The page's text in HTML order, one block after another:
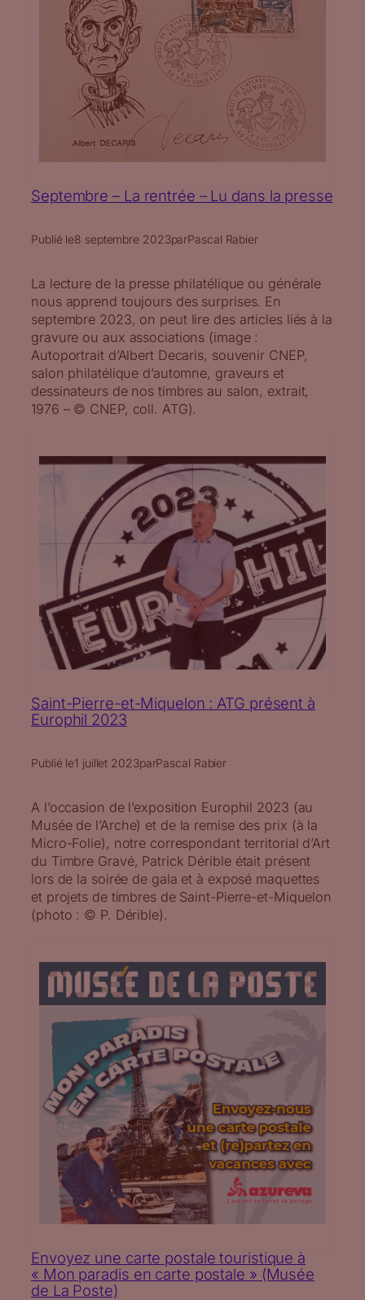
Septembre – La rentrée – Lu dans la presse
Publié le8 septembre 2023parPascal Rabier
La lecture de la presse philatélique ou générale
nous apprend toujours des surprises. En
septembre 2023, on peut lire des articles liés à la
gravure ou aux associations (image :
Autoportrait d’Albert Decaris, souvenir CNEP,
salon philatélique d’automne, graveurs et
dessinateurs de nos timbres au salon, extrait,
1976 – © CNEP, coll. ATG).
Saint-Pierre-et-Miquelon : ATG présent à
Europhil 2023
Publié le1 juillet 2023parPascal Rabier
A l’occasion de l’exposition Europhil 2023 (au
Musée de l’Arche) et de la remise des prix (à la
Micro-Folie), notre correspondant territorial d’Art
du Timbre Gravé, Patrick Dérible était présent
lors de la soirée de gala et à exposé maquettes
et projets de timbres de Saint-Pierre-et-Miquelon
(photo : © P. Dérible).
Envoyez une carte postale touristique à
« Mon paradis en carte postale » (Musée
de La Poste)